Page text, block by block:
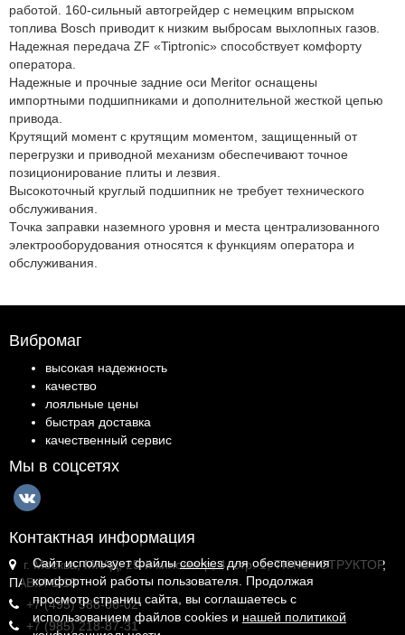
работой. 160-сильный автогрейдер с немецким впрыском
топлива Bosch приводит к низким выбросам выхлопных газов.
Надежная передача ZF «Tiptronic» способствует комфорту
оператора.
Надежные и прочные задние оси Meritor оснащены
импортными подшипниками и дополнительной жесткой цепью
привода.
Крутящий момент с крутящим моментом, защищенный от
перегрузки и приводной механизм обеспечивают точное
позиционирование плиты и лезвия.
Высокоточный круглый подшипник не требует технического
обслуживания.
Точка заправки наземного уровня и места централизованного
электрооборудования относятся к функциям оператора и
обслуживания.
Вибромаг
высокая надежность
качество
лояльные цены
быстрая доставка
качественный сервис
Мы в соцсетях
Контактная информация
г. Москва, МКАД, 25-й километр, 4, стр. 1, ТК КОНСТРУКТОР,
ПАВ.И-1.18
+7 (495) 988-06-02
+7 (985) 218-87-31
Сайт использует файлыcookiesдля обеспечения
комфортной работы пользователя. Продолжая
просмотр страниц сайта, вы соглашаетесь с
использованием файлов cookies и нашей политикой